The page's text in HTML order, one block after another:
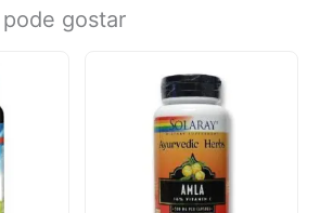
gostar